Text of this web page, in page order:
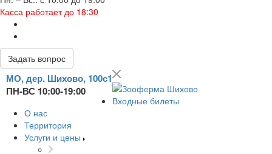
Касса работает до 18:30
Задать вопрос
МО, дер. Шихово, 100с1
ПН-ВС 10:00-19:00
Входные билеты
О нас
Территория
Услуги и цены